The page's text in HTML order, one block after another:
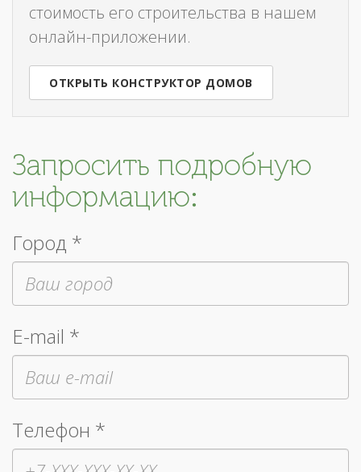
стоимость его строительства в нашем
онлайн-приложении.
ОТКРЫТЬ КОНСТРУКТОР ДОМОВ
Запросить подробную
информацию:
Город *
E-mail *
Телефон *